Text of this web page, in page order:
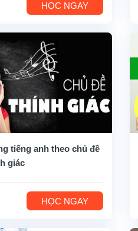
HỌC NGAY
tiếng anh theo chủ đề
giác
HỌC NGAY